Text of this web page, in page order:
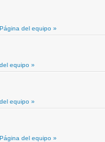
Página del equipo »
equipo »
equipo »
Página del equipo »